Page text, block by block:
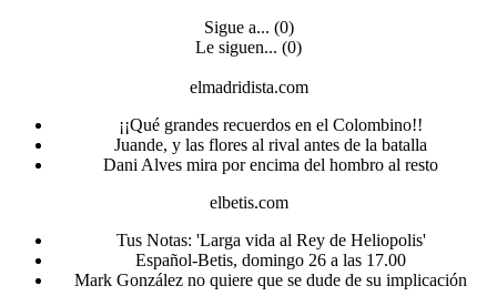
Sigue a... (0)
Le siguen... (0)
elmadridista.com
¡¡Qué grandes recuerdos en el Colombino!!
Juande, y las flores al rival antes de la batalla
Dani Alves mira por encima del hombro al resto
elbetis.com
Tus Notas: 'Larga vida al Rey de Heliopolis'
Español-Betis, domingo 26 a las 17.00
Mark González no quiere que se dude de su implicación